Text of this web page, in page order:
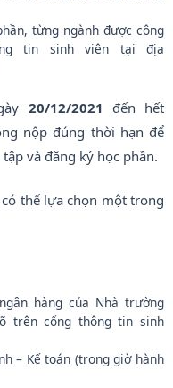
từng ngành được công
tin sinh viên tại địa
20/12/2021 đến hết
nộp đúng thời hạn để
và đăng ký học phần.
có thể lựa chọn một trong
hàng của Nhà trường
trên cổng thông tin sinh
– Kế toán (trong giờ hành